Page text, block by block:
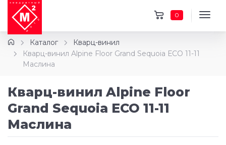
0
Каталог
Кварц-винил
Кварц-винил Alpine Floor Grand Sequoia ЕСО 11-11
Маслина
Кварц-винил Alpine Floor
Grand Sequoia ЕСО 11-11
Маслина